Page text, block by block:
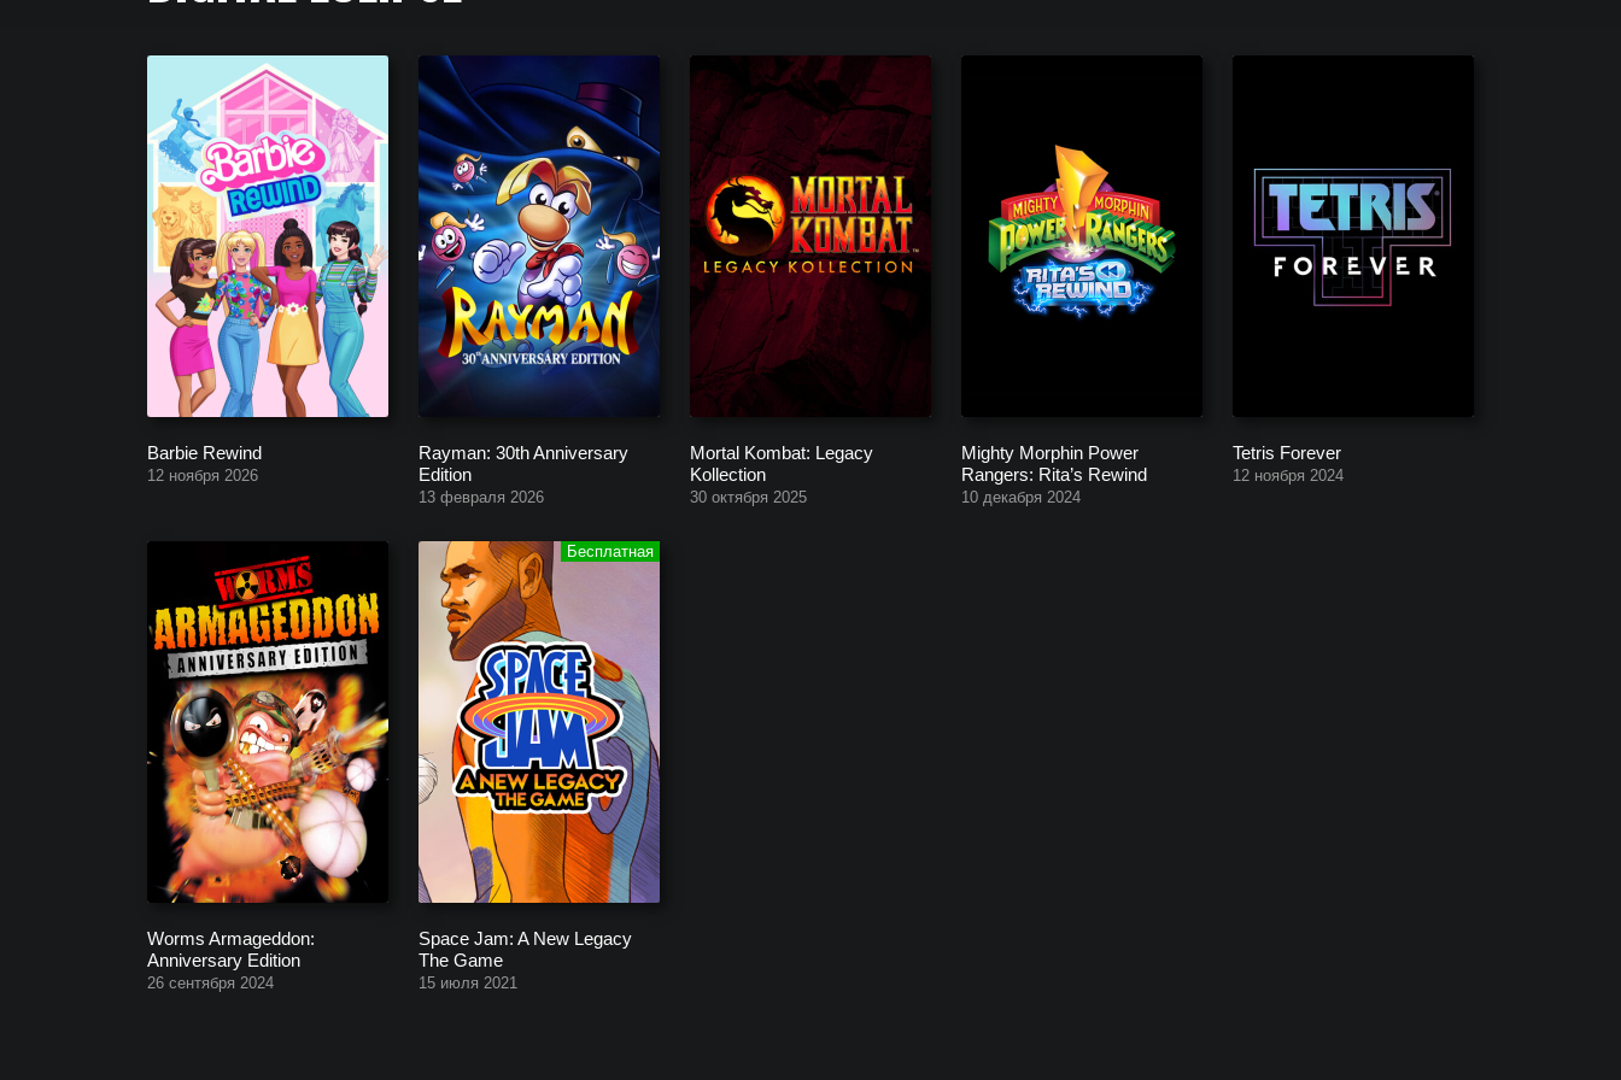
Barbie Rewind
12 ноября 2026
Rayman: 30th Anniversary
Edition
13 февраля 2026
Mortal Kombat: Legacy
Kollection
30 октября 2025
Mighty Morphin Power
Rangers: Rita’s Rewind
10 декабря 2024
Tetris Forever
12 ноября 2024
Worms Armageddon:
Anniversary Edition
26 сентября 2024
Space Jam: A New Legacy
The Game
15 июля 2021